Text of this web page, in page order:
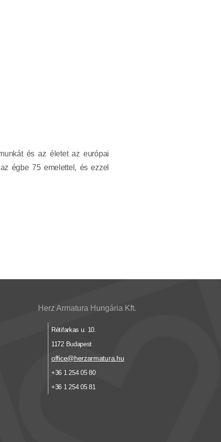
és az életet az európai
égbe 75 emelettel, és ezzel
Herz Armatura Hungária Kft.
Rétifarkas u. 10.
1172 Budapest
office@herzarmatura.hu
+36 1 254 05 80
+36 1 254 05 81